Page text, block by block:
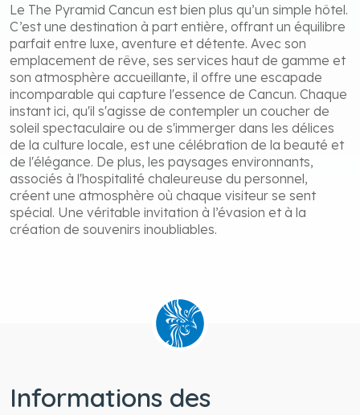
Le The Pyramid Cancun est bien plus qu’un simple hôtel.
C’est une destination à part entière, offrant un équilibre
parfait entre luxe, aventure et détente. Avec son
emplacement de rêve, ses services haut de gamme et
son atmosphère accueillante, il offre une escapade
incomparable qui capture l'essence de Cancun. Chaque
instant ici, qu'il s'agisse de contempler un coucher de
soleil spectaculaire ou de s'immerger dans les délices
de la culture locale, est une célébration de la beauté et
de l'élégance. De plus, les paysages environnants,
associés à l'hospitalité chaleureuse du personnel,
créent une atmosphère où chaque visiteur se sent
spécial. Une véritable invitation à l’évasion et à la
création de souvenirs inoubliables.
Informations des